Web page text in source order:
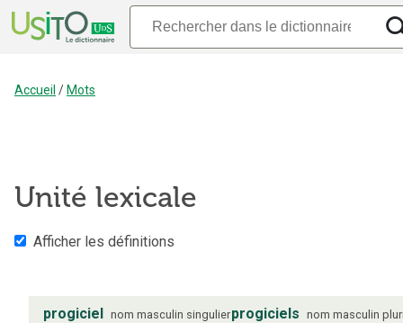
Accueil / Mots
Unité lexicale
Afficher les définitions
progiciel nom masculin singulierprogiciels nom masculin